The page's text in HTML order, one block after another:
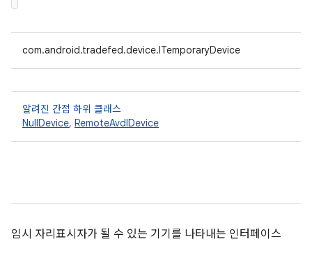
com.android.tradefed.device.ITemporaryDevice
알려진 간접 하위 클래스
NullDevice, RemoteAvdIDevice
임시 자리표시자가 될 수 있는 기기를 나타내는 인터페이스